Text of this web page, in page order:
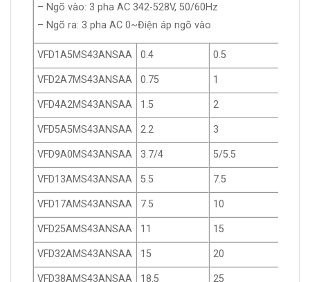
– Ngõ vào: 3 pha AC 342-528V, 50/60Hz
– Ngõ ra: 3 pha AC 0~Điện áp ngõ vào
VFD1A5MS43ANSAA 0.4 0.5
VFD2A7MS43ANSAA 0.75 1
VFD4A2MS43ANSAA 1.5 2
VFD5A5MS43ANSAA 2.2 3
VFD9A0MS43ANSAA 3.7/4 5/5.5
VFD13AMS43ANSAA 5.5 7.5
VFD17AMS43ANSAA 7.5 10
VFD25AMS43ANSAA 11 15
VFD32AMS43ANSAA 15 20
VFD38AMS43ANSAA 18.5 25